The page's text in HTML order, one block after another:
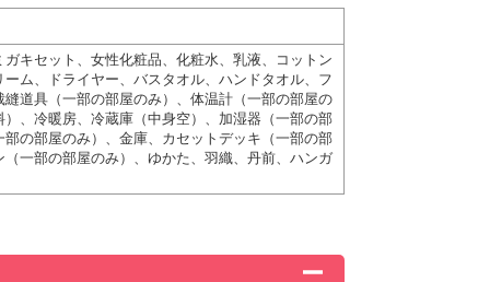
キセット、女性化粧品、化粧水、乳液、コットン
ム、ドライヤー、バスタオル、ハンドタオル、フ
道具（一部の部屋のみ）、体温計（一部の部屋の
、冷暖房、冷蔵庫（中身空）、加湿器（一部の部
の部屋のみ）、金庫、カセットデッキ（一部の部
一部の部屋のみ）、ゆかた、羽織、丹前、ハンガ